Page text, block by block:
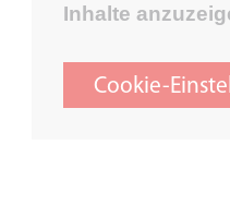
Inhalte
Cookie-